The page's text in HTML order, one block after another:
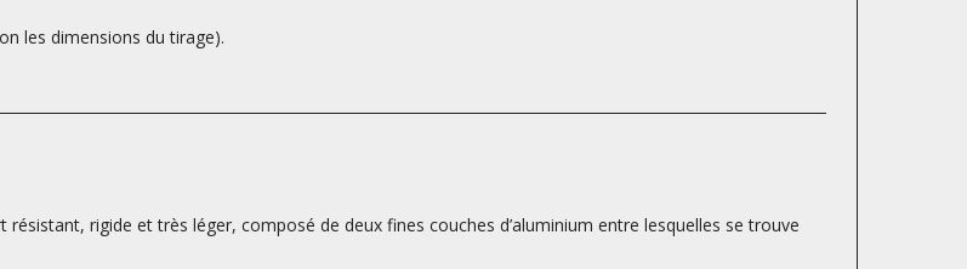
les dimensions du tirage).
rigide et très léger, composé de deux fines couches d’aluminium entre lesquelles se trouve